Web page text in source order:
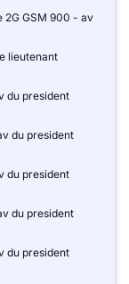
2G GSM 900 - av
lieutenant
du president
du president
du president
du president
du president